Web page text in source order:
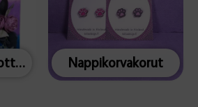
Muut sisustustuotteet Nappikorvakorut